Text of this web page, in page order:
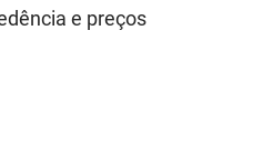
e preços